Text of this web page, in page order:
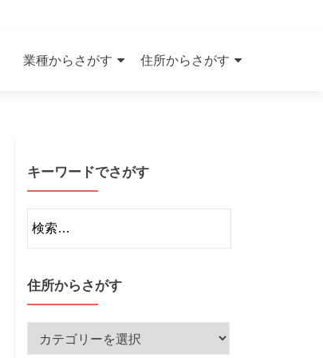
to
業種からさがす 住所からさがす
キーワードでさがす
索:
住所からさがす